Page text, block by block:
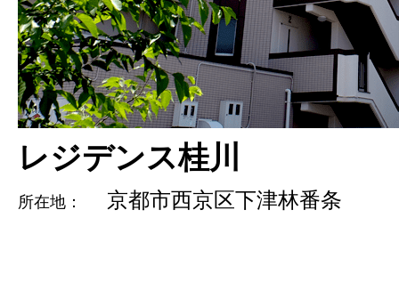
レジデンス桂川
所在地： 京都市西京区下津林番条